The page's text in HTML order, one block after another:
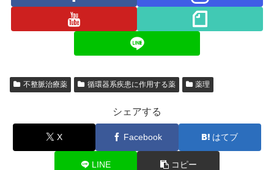
不整脈治療薬 循環器系疾患に作用する薬 薬理
シェアする
X Facebook はてブ
LINE コピー